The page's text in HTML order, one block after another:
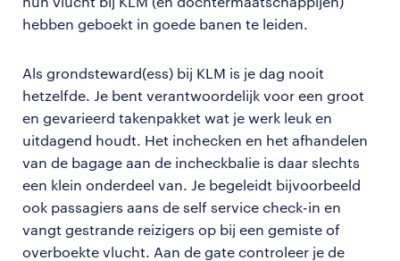
hebben geboekt in goede banen te leiden.
Als grondsteward(ess) bij KLM is je dag nooit
hetzelfde. Je bent verantwoordelijk voor een groot
en gevarieerd takenpakket wat je werk leuk en
uitdagend houdt. Het inchecken en het afhandelen
van de bagage aan de incheckbalie is daar slechts
een klein onderdeel van. Je begeleidt bijvoorbeeld
ook passagiers aans de self service check-in en
vangt gestrande reizigers op bij een gemiste of
overboekte vlucht. Aan de gate controleer je de